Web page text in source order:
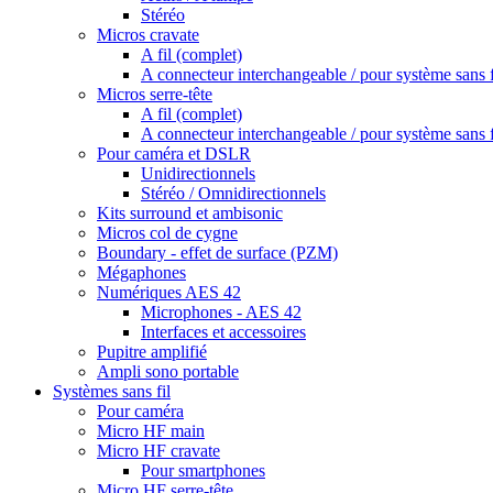
Stéréo
Micros cravate
A fil (complet)
A connecteur interchangeable / pour système sans
Micros serre-tête
A fil (complet)
A connecteur interchangeable / pour système sans
Pour caméra et DSLR
Unidirectionnels
Stéréo / Omnidirectionnels
Kits surround et ambisonic
Micros col de cygne
Boundary - effet de surface (PZM)
Mégaphones
Numériques AES 42
Microphones - AES 42
Interfaces et accessoires
Pupitre amplifié
Ampli sono portable
Systèmes sans fil
Pour caméra
Micro HF main
Micro HF cravate
Pour smartphones